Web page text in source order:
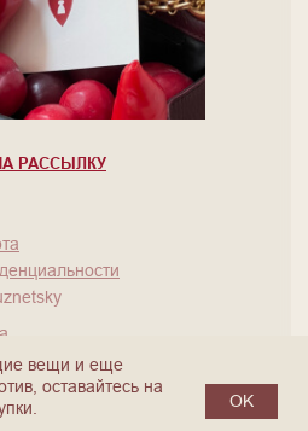
вещи и еще
оставайтесь на
OK
РАССЫЛКУ